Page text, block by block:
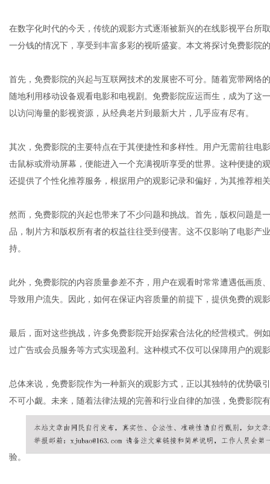
在数字化时代的今天，传统的观影方式逐渐被新兴的在线影视平台所
一分钱的情况下，享受到丰富多彩的视听盛宴。本文将探讨免费影院
首先，免费影院的兴起与互联网技术的发展密不可分。随着宽带网络
随地利用移动设备观看电影和电视剧。免费影院应运而生，成为了这
以访问海量的影视资源，从经典老片到最新大片，几乎应有尽有。
其次，免费影院的主要特点在于其便捷性和多样性。用户无需前往电
击鼠标或滑动屏幕，便能进入一个充满视听享受的世界。这种便捷的
还提供了个性化推荐服务，根据用户的观影记录和偏好，为其推荐相
然而，免费影院的兴起也带来了不少问题和挑战。首先，版权问题是
品，制片方和版权所有者的权益往往受到侵害。这不仅影响了电影产
持。
此外，免费影院的内容质量参差不齐，用户在观看时常常遭遇低画质
导致用户流失。因此，如何在保证内容质量的前提下，提供免费的观
最后，面对这些挑战，许多免费影院开始探索合法化的经营模式。例
过广告或会员服务等方式实现盈利。这种模式不仅可以保障用户的观
总体来说，免费影院作为一种新兴的观影方式，正以其独特的优势吸
不可小觑。未来，随着法律法规的完善和行业自律的加强，免费影院
验。